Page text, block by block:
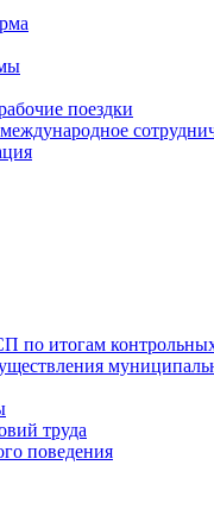
поездки
по итогам
труда
поведения